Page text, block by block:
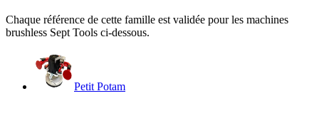
Chaque référence de cette famille est validée pour les machines
brushless Sept Tools ci-dessous.
Petit Potam